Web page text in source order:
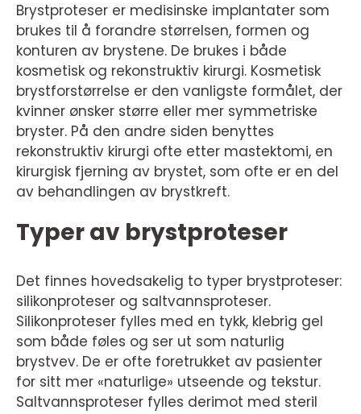
Brystproteser er medisinske implantater som
brukes til å forandre størrelsen, formen og
konturen av brystene. De brukes i både
kosmetisk og rekonstruktiv kirurgi. Kosmetisk
brystforstørrelse er den vanligste formålet, der
kvinner ønsker større eller mer symmetriske
bryster. På den andre siden benyttes
rekonstruktiv kirurgi ofte etter mastektomi, en
kirurgisk fjerning av brystet, som ofte er en del
av behandlingen av brystkreft.
Typer av brystproteser
Det finnes hovedsakelig to typer brystproteser:
silikonproteser og saltvannsproteser.
Silikonproteser fylles med en tykk, klebrig gel
som både føles og ser ut som naturlig
brystvev. De er ofte foretrukket av pasienter
for sitt mer «naturlige» utseende og tekstur.
Saltvannsproteser fylles derimot med steril